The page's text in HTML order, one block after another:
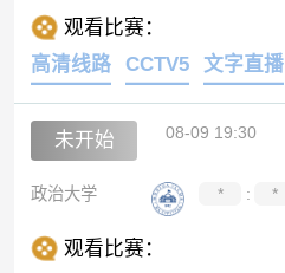
观看比赛：
高清线路
CCTV5 文字直播
未开始 08-09 19:30
政治大学
* : *
观看比赛：